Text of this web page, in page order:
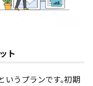
ト
いうプランです。初期